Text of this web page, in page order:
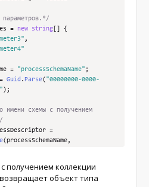
параметров.*/
= new string
{
,
= "processSchemaName" ;
= Guid . Parse( "00000000-0000-
);
имени схемы с получением
=
(processSchemaName,
=
получением коллекции
объект типа